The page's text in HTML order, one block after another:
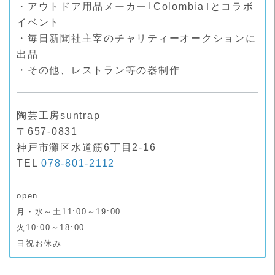
・アウトドア用品メーカー｢Colombia｣とコラボ
イベント
・毎日新聞社主宰のチャリティーオークションに
出品
・その他、レストラン等の器制作
陶芸工房suntrap
〒657-0831
神戸市灘区水道筋6丁目2-16
TEL078-801-2112
open
月・水～土11:00～19:00
火10:00～18:00
日祝お休み